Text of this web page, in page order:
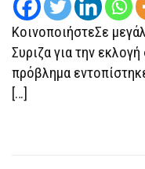
ΚοινοποιήστεΣε
Συριζα για την
πρόβλημα
[…]